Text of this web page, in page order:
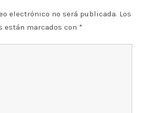
electrónico no será publicada. Los
marcados con *